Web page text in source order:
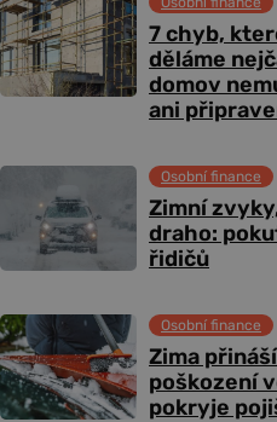
7 chyb,
děláme
domov
ani
Zimní
draho:
řidičů
Osobní finance
Zima
poškození
pokryje
Osobní finance